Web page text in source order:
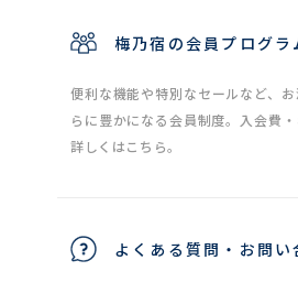
梅乃宿の会員プログラ
便利な機能や特別なセールなど、
らに豊かになる会員制度。入会費・
詳しくはこちら。
よくある質問・お問い